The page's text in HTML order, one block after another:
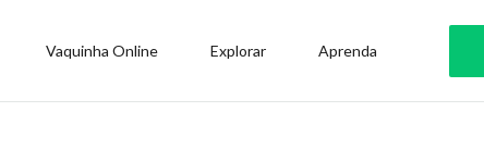
Vaquinha Online Explorar Aprenda